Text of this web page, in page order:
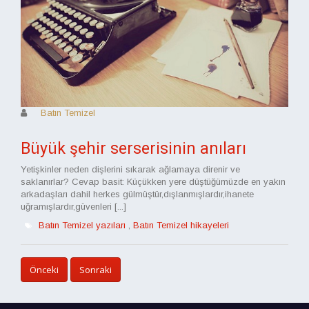
Batın Temizel
Büyük şehir serserisinin anıları
Yetişkinler neden dişlerini sıkarak ağlamaya direnir ve
saklanırlar? Cevap basit: Küçükken yere düştüğümüzde en yakın
arkadaşları dahil herkes gülmüştür,dışlanmışlardır,ihanete
uğramışlardır,güvenleri [...]
Batın Temizel yazıları
Batın Temizel hikayeleri
Önceki Sonraki